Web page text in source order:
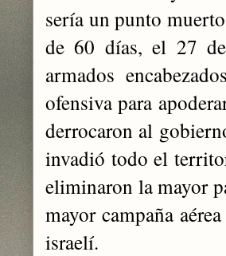
sería un punto
de 60 días, el 27
armados
ofensiva para
derrocaron al
invadió todo el
eliminaron la mayor
mayor campaña
israelí.